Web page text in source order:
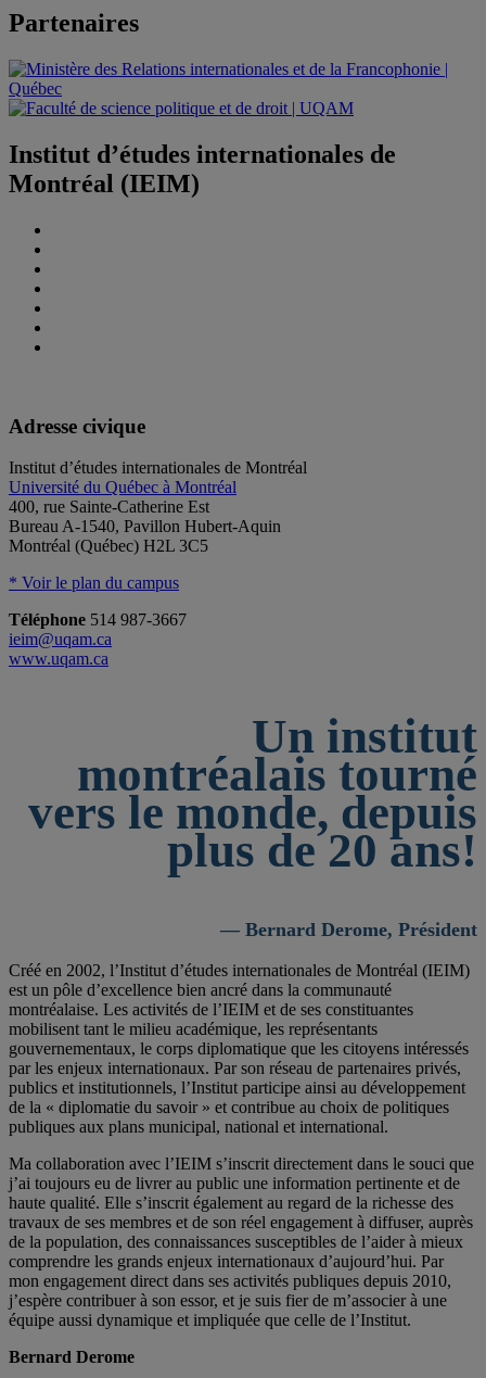
Partenaires
Institut d’études internationales de
Montréal (IEIM)
Adresse civique
Institut d’études internationales de Montréal
Université du Québec à Montréal
400, rue Sainte-Catherine Est
Bureau A-1540, Pavillon Hubert-Aquin
Montréal (Québec) H2L 3C5
* Voir le plan du campus
Téléphone 514 987-3667
ieim@uqam.ca
www.uqam.ca
Un institut
montréalais tourné
vers le monde, depuis
plus de 20 ans!
— Bernard Derome, Président
Créé en 2002, l’Institut d’études internationales de Montréal (IEIM)
est un pôle d’excellence bien ancré dans la communauté
montréalaise. Les activités de l’IEIM et de ses constituantes
mobilisent tant le milieu académique, les représentants
gouvernementaux, le corps diplomatique que les citoyens intéressés
par les enjeux internationaux. Par son réseau de partenaires privés,
publics et institutionnels, l’Institut participe ainsi au développement
de la « diplomatie du savoir » et contribue au choix de politiques
publiques aux plans municipal, national et international.
Ma collaboration avec l’IEIM s’inscrit directement dans le souci que
j’ai toujours eu de livrer au public une information pertinente et de
haute qualité. Elle s’inscrit également au regard de la richesse des
travaux de ses membres et de son réel engagement à diffuser, auprès
de la population, des connaissances susceptibles de l’aider à mieux
comprendre les grands enjeux internationaux d’aujourd’hui. Par
mon engagement direct dans ses activités publiques depuis 2010,
j’espère contribuer à son essor, et je suis fier de m’associer à une
équipe aussi dynamique et impliquée que celle de l’Institut.
Bernard Derome